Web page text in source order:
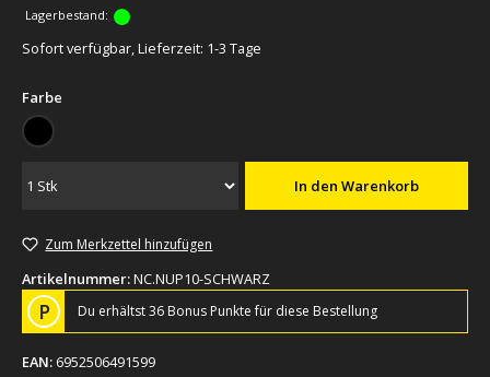
Lagerbestand:
Sofort verfügbar, Lieferzeit: 1-3 Tage
Farbe
schwarz
In den Warenkorb
Zum Merkzettel hinzufügen
Artikelnummer:NC.NUP10-SCHWARZ
P Du erhältst 36 Bonus Punkte für diese Bestellung
EAN: 6952506491599